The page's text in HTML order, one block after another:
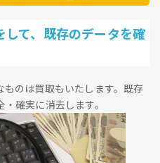
て、既存のデータを確
のは買取もいたします。既存
確実に消去します。